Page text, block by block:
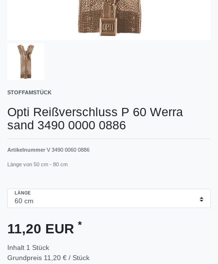
STOFFAMSTÜCK
Opti Reißverschluss P 60 Werra
sand 3490 0000 0886
Artikelnummer V 3490 0060 0886
Länge von 50 cm - 80 cm
LÄNGE
11,20 EUR *
Inhalt 1 Stück
Grundpreis 11,20 € / Stück